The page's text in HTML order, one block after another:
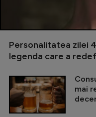
Personalitatea zilei
legenda care a
mai